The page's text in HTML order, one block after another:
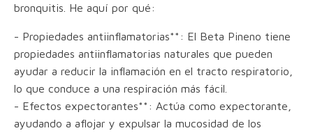
bronquitis. He aquí por qué:
- Propiedades antiinflamatorias**: El Beta Pineno tiene
propiedades antiinflamatorias naturales que pueden
ayudar a reducir la inflamación en el tracto respiratorio,
lo que conduce a una respiración más fácil.
- Efectos expectorantes**: Actúa como expectorante,
ayudando a aflojar y expulsar la mucosidad de los